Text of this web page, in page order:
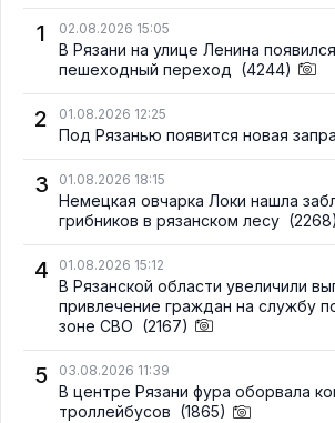
1
02.08.2026 15:05
В Рязани на улице Ленина
пешеходный переход (4244)
2 01.08.2026 12:25
Под Рязанью появится новая
3 01.08.2026 18:15
Немецкая овчарка Локи нашла
грибников в рязанском лесу (2268)
4 01.08.2026 15:12
В Рязанской области увеличили
привлечение граждан на службу
зоне СВО (2167)
5 03.08.2026 11:39
В центре Рязани фура оборвала
троллейбусов (1865)